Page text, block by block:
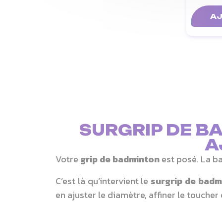
SURGRIP DE
Votre grip de badmintonest posé. La
C’est là qu’intervient le surgrip de
en ajuster le diamètre, affiner le